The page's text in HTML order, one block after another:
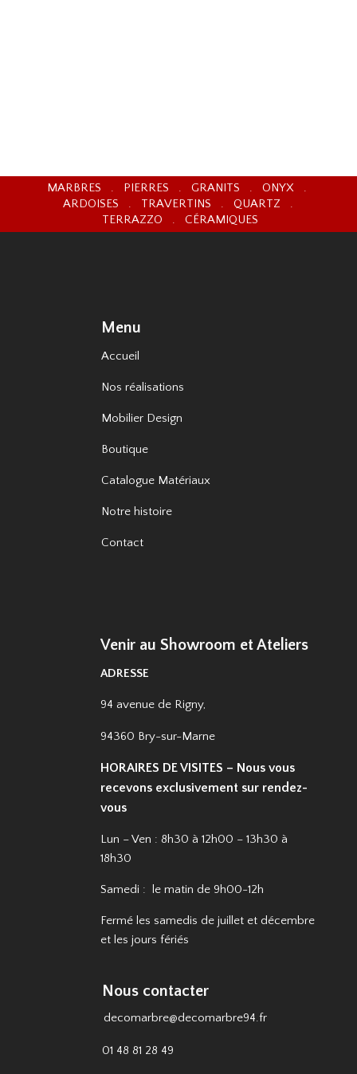
MARBRES . PIERRES . GRANITS . ONYX .
ARDOISES . TRAVERTINS . QUARTZ .
TERRAZZO . CÉRAMIQUES
Menu
Accueil
Nos réalisations
Mobilier Design
Boutique
Catalogue Matériaux
Notre histoire
Contact
Venir au Showroom et Ateliers
ADRESSE
94 avenue de Rigny,
94360 Bry-sur-Marne
HORAIRES DE VISITES – Nous vous
recevons exclusivement sur rendez-
vous
Lun – Ven : 8h30 à 12h00 – 13h30 à
18h30
Samedi : le matin de 9h00-12h
Fermé les samedis de juillet et décembre
et les jours fériés
Nous contacter
decomarbre@decomarbre94.fr
01 48 81 28 49